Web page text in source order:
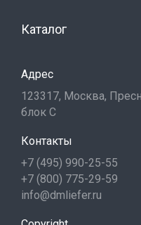
Каталог
Адрес
123317, Москва,
блок С
Контакты
+7 (495) 990-25-55
+7 (800) 775-29-59
info@dmliefer.ru